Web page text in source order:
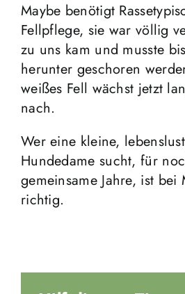
Maybe benötigt
Fellpflege, sie war völlig
zu uns kam und musste
herunter geschoren
weißes Fell wächst jetzt
nach.
Wer eine kleine,
Hundedame sucht, für
gemeinsame Jahre, ist bei
richtig.